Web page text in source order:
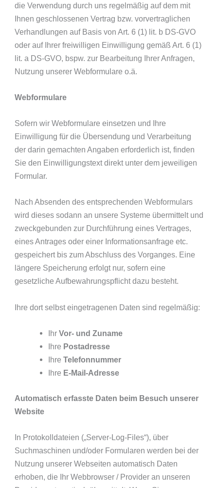
die Verwendung durch uns regelmäßig auf dem mit
Ihnen geschlossenen Vertrag bzw. vorvertraglichen
Verhandlungen auf Basis von Art. 6 (1) lit. b DS-GVO
oder auf Ihrer freiwilligen Einwilligung gemäß Art. 6 (1)
lit. a DS-GVO, bspw. zur Bearbeitung Ihrer Anfragen,
Nutzung unserer Webformulare o.ä.
Webformulare
Sofern wir Webformulare einsetzen und Ihre
Einwilligung für die Übersendung und Verarbeitung
der darin gemachten Angaben erforderlich ist, finden
Sie den Einwilligungstext direkt unter dem jeweiligen
Formular.
Nach Absenden des entsprechenden Webformulars
wird dieses sodann an unsere Systeme übermittelt und
zweckgebunden zur Durchführung eines Vertrages,
eines Antrages oder einer Informationsanfrage etc.
gespeichert bis zum Abschluss des Vorganges. Eine
längere Speicherung erfolgt nur, sofern eine
gesetzliche Aufbewahrungspflicht dazu besteht.
Ihre dort selbst eingetragenen Daten sind regelmäßig:
Ihr Vor- und Zuname
Ihre Postadresse
IhreTelefonnummer
Ihre E-Mail-Adresse
Automatisch erfasste Daten beim Besuch unserer
Website
In Protokolldateien („Server-Log-Files“), über
Suchmaschinen und/oder Formularen werden bei der
Nutzung unserer Webseiten automatisch Daten
erhoben, die Ihr Webbrowser / Provider an unseren